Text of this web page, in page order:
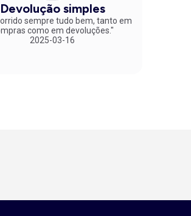
Devolução simples
sempre tudo bem, tanto em
como em devoluções."
2025-03-16